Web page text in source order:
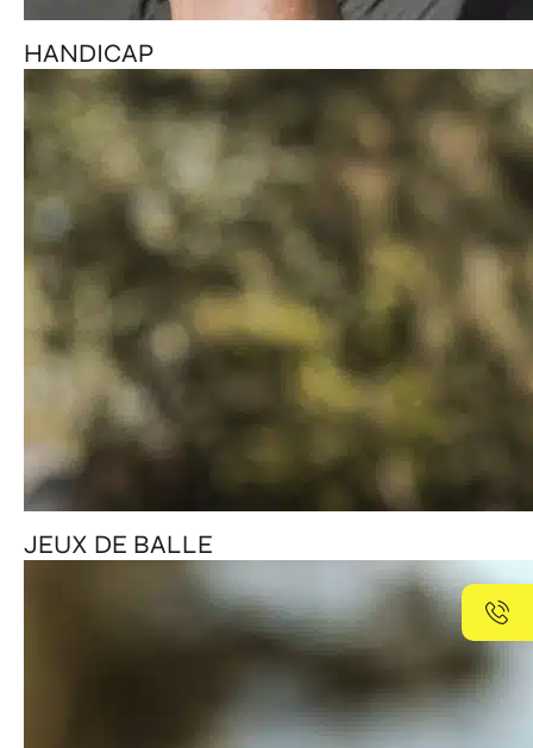
HANDICAP
JEUX DE BALLE